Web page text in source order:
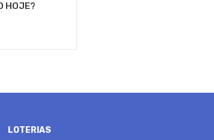
HOJE?
LOTERIAS